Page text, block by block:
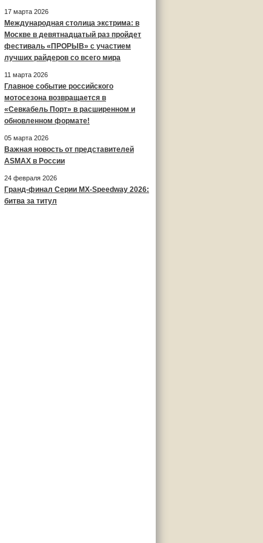
17 марта 2026
Международная столица экстрима: в
Москве в девятнадцатый раз пройдет
фестиваль «ПРОРЫВ» с участием
лучших райдеров со всего мира
11 марта 2026
Главное событие российского
мотосезона возвращается в
«Севкабель Порт» в расширенном и
обновленном формате!
05 марта 2026
Важная новость от представителей
ASMAX в России
24 февраля 2026
Гранд-финал Серии MX-Speedway 2026:
битва за титул